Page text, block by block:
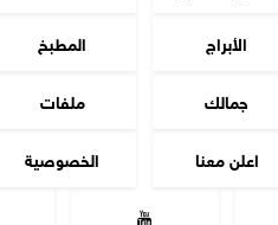
الأبراج المطبخ
جمالك ملفات
اعلن معنا الخصوصية
